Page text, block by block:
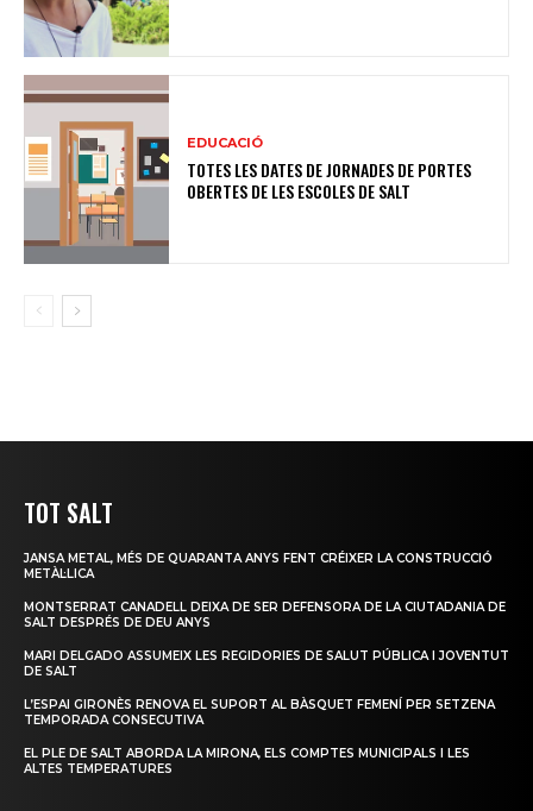
EDUCACIÓ
TOTES LES DATES DE JORNADES DE PORTES
OBERTES DE LES ESCOLES DE SALT
TOT SALT
JANSA METAL, MÉS DE QUARANTA ANYS FENT CRÉIXER LA CONSTRUCCIÓ
METÀL·LICA
MONTSERRAT CANADELL DEIXA DE SER DEFENSORA DE LA CIUTADANIA DE
SALT DESPRÉS DE DEU ANYS
MARI DELGADO ASSUMEIX LES REGIDORIES DE SALUT PÚBLICA I JOVENTUT
DE SALT
L’ESPAI GIRONÈS RENOVA EL SUPORT AL BÀSQUET FEMENÍ PER SETZENA
TEMPORADA CONSECUTIVA
EL PLE DE SALT ABORDA LA MIRONA, ELS COMPTES MUNICIPALS I LES
ALTES TEMPERATURES